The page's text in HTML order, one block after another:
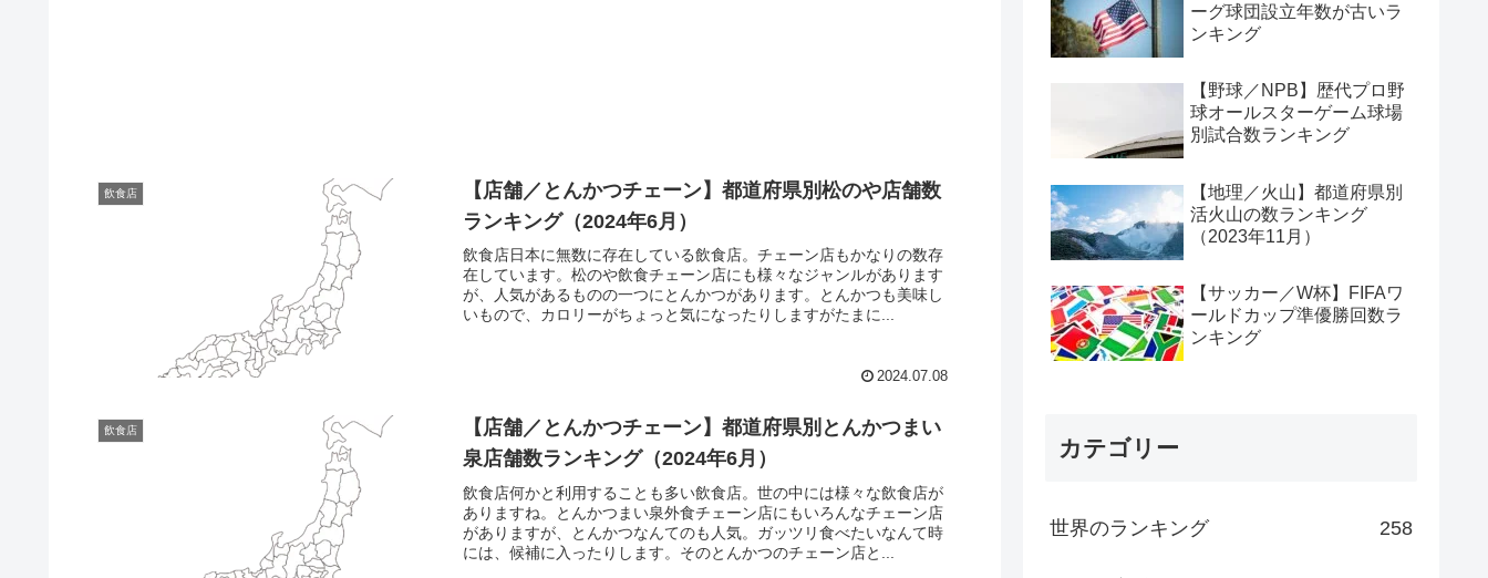
飲食店
【店舗／とんかつチェーン】都道府県別松のや店舗数
ランキング（2024年6月）
飲食店日本に無数に存在している飲食店。チェーン店もかなりの数存
在しています。松のや飲食チェーン店にも様々なジャンルがあります
が、人気があるものの一つにとんかつがあります。とんかつも美味し
いもので、カロリーがちょっと気になったりしますがたまに...
2024.07.08
飲食店
【店舗／とんかつチェーン】都道府県別とんかつまい
泉店舗数ランキング（2024年6月）
飲食店何かと利用することも多い飲食店。世の中には様々な飲食店が
ありますね。とんかつまい泉外食チェーン店にもいろんなチェーン店
がありますが、とんかつなんてのも人気。ガッツリ食べたいなんて時
には、候補に入ったりします。そのとんかつのチェーン店と...
ーグ球団設立年数が古いラ
ンキング
【野球／NPB】歴代プロ野
球オールスターゲーム球場
別試合数ランキング
【地理／火山】都道府県別
活火山の数ランキング
（2023年11月）
【サッカー／W杯】FIFAワ
ールドカップ準優勝回数ラ
ンキング
カテゴリー
世界のランキング 258